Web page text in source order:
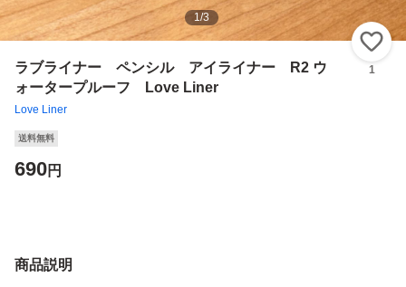
1/3
ラブライナー ペンシル アイライナー R2 ウ
ォータープルーフ Love Liner
Love Liner
1
送料無料
690円
商品説明